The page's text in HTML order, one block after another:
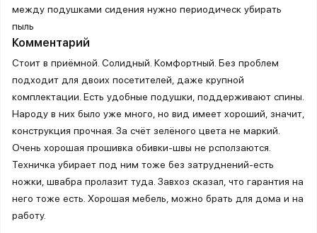
между подушками сидения нужно периодическ убирать
пыль
Комментарий
Стоит в приёмной. Солидный. Комфортный. Без проблем
подходит для двоих посетителей, даже крупной
комплектации. Есть удобные подушки, поддерживают спины.
Народу в них было уже много, но вид имеет хороший, значит,
конструкция прочная. За счёт зелёного цвета не маркий.
Очень хорошая прошивка обивки-швы не рсползаются.
Техничка убирает под ним тоже без затруднений-есть
ножки, швабра пролазит туда. Завхоз сказал, что гарантия на
него тоже есть. Хорошая мебель, можно брать для дома и на
работу.